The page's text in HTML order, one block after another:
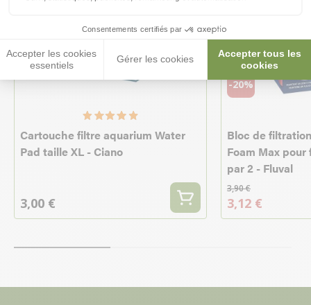
Consentements certifiés par
Accepter les cookies
essentiels
Gérer les cookies
Accepter tous les
cookies
Cartouche filtre aquarium Water
Pad taille XL - Ciano
3,00 €
-20%
Bloc de
Foam Max pour
par 2 - Fluval
3,90 €
3,12 €